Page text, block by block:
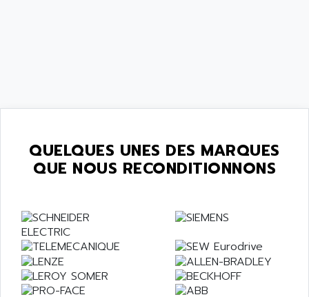
QUELQUES UNES DES MARQUES
QUE NOUS RECONDITIONNONS